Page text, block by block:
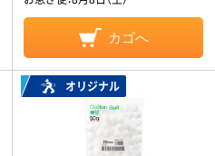
カゴへ
オリジナル